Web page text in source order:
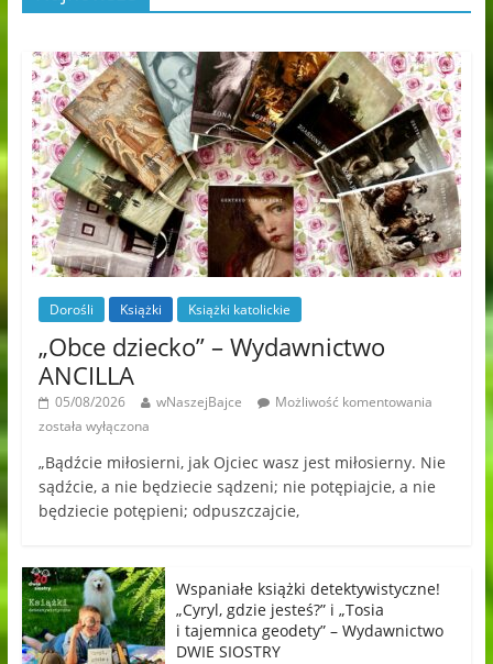
Dorośli Książki Książki katolickie
„Obce dziecko” – Wydawnictwo
ANCILLA
05/08/2026 wNaszejBajce
Możliwość komentowania
została wyłączona
„Bądźcie miłosierni, jak Ojciec wasz jest miłosierny. Nie
sądźcie, a nie będziecie sądzeni; nie potępiajcie, a nie
będziecie potępieni; odpuszczajcie,
Wspaniałe książki detektywistyczne!
„Cyryl, gdzie jesteś?” i „Tosia
i tajemnica geodety” – Wydawnictwo
DWIE SIOSTRY